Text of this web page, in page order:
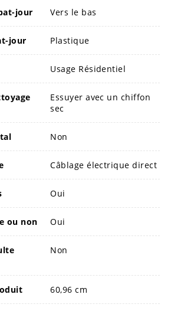
jour Vers le bas
jour Plastique
Usage Résidentiel
Essuyer avec un chiffon
sec
Non
Câblage électrique direct
Oui
ou non Oui
Non
60,96 cm